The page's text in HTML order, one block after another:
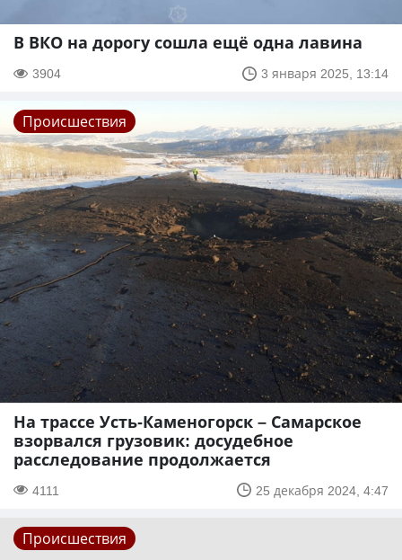
В ВКО на дорогу сошла ещё одна лавина
3904 3 января 2025, 13:14
Происшествия
На трассе Усть-Каменогорск – Самарское
взорвался грузовик: досудебное
расследование продолжается
4111 25 декабря 2024, 4:47
Происшествия